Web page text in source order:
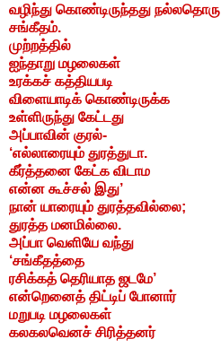
வழிந்து கொண்டிருந்தது நல்லதொரு
சங்கீதம்.
முற்றத்தில்
ஐந்தாறு மழலைகள்
உரக்கச் கத்தியபடி
விளையாடிக் கொண்டிருக்க
உள்ளிருந்து கேட்டது
அப்பாவின் குரல்-
‘எல்லாரையும் துரத்துடா.
கீர்த்தனை கேட்க விடாம
என்ன கூச்சல் இது’
நான் யாரையும் துரத்தவில்லை;
துரத்த மனமில்லை.
அப்பா வெளியே வந்து
‘சங்கீதத்தை
ரசிக்கத் தெரியாத ஜடமே’
என்றெனைத் திட்டிப் போனார்
மறுபடி மழலைகள்
கலகலவெனச் சிரித்தனர்